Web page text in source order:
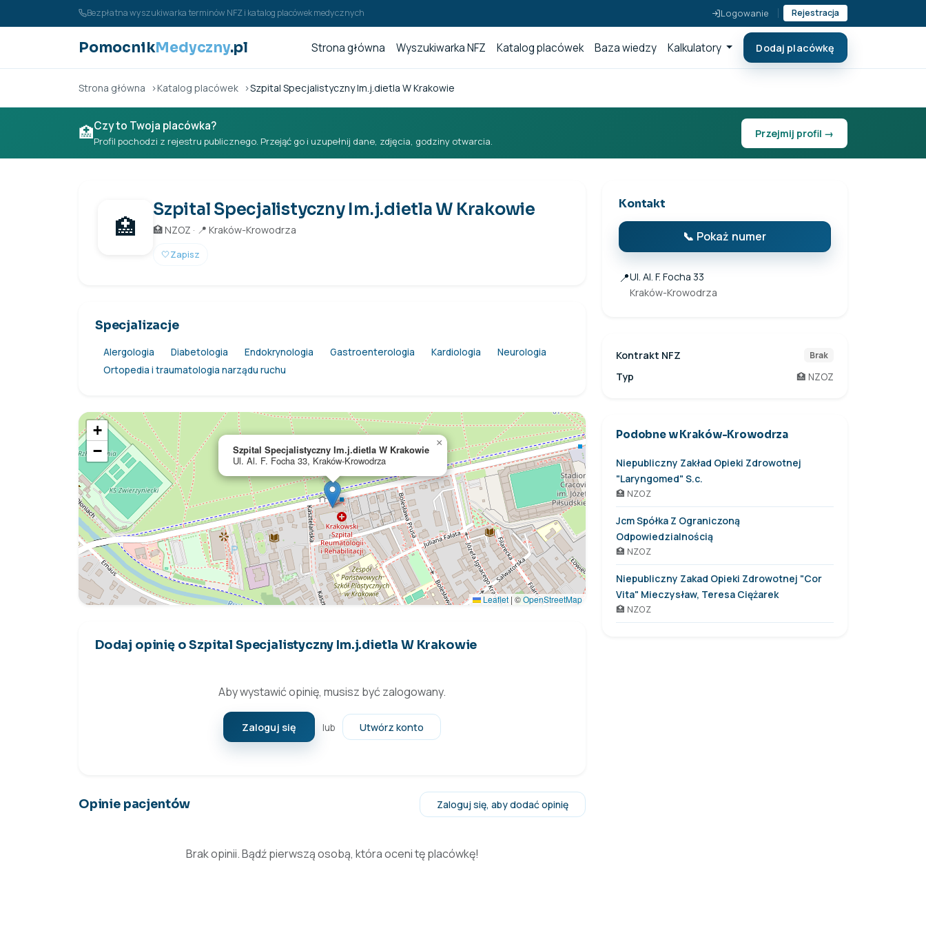
Przejdź do treści Bezpłatna wyszukiwarka terminów NFZ i katalog placówek medycznych Logowanie Rejestracja
PomocnikMedyczny.pl Strona główna Wyszukiwarka NFZ Katalog placówek Baza wiedzy Kalkulatory Dodaj placówkę
Strona główna Katalog placówek Szpital Specjalistyczny Im.j.dietla W Krakowie
🏥Czy to Twoja placówka?
Profil pochodzi z rejestru publicznego. Przejąć go i uzupełnij dane, zdjęcia, godziny otwarcia.
Przejmij profil →
🏥
Szpital Specjalistyczny Im.j.dietla W Krakowie
🏥 NZOZ · 📍 Kraków-Krowodrza
🤍Zapisz
Specjalizacje
Alergologia Diabetologia Endokrynologia Gastroenterologia Kardiologia
Neurologia
Ortopedia i traumatologia narządu ruchu
Szpital Specjalistyczny Im.j.dietla W Krakowie
Ul. Al. F. Focha 33, Kraków-Krowodrza
×
+
−
Leaflet | ©OpenStreetMap
Dodaj opinię o Szpital Specjalistyczny Im.j.dietla W Krakowie
Aby wystawić opinię, musisz być zalogowany.
Zaloguj się lub Utwórz konto
Opinie pacjentów Zaloguj się, aby dodać opinię
Brak opinii. Bądź pierwszą osobą, która oceni tę placówkę!
Kontakt
📞 Pokaż numer
📍Ul. Al. F. Focha 33
Kraków-Krowodrza
Kontrakt NFZ Brak
Typ 🏥 NZOZ
Podobne w Kraków-Krowodrza
Niepubliczny Zakład Opieki Zdrowotnej
"Laryngomed" S.c.
🏥 NZOZ
Jcm Spółka Z Ograniczoną
Odpowiedzialnością
🏥 NZOZ
Niepubliczny Zakad Opieki Zdrowotnej "Cor
Vita" Mieczysław, Teresa Ciężarek
🏥 NZOZ